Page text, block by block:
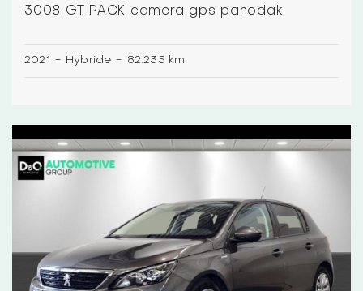
3008 GT PACK camera gps panodak
2021 - Hybride - 82.235 km